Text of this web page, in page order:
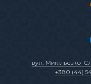
вул. Микільсько-
+380 (44)